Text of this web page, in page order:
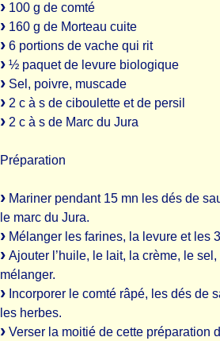
100 g de comté
160 g de Morteau cuite
6 portions de vache qui rit
½ paquet de levure biologique
Sel, poivre, muscade
2 c à s de ciboulette et de persil
2 c à s de Marc du Jura
Préparation
Mariner pendant 15 mn les dés de
le marc du Jura.
Mélanger les farines, la levure et les
Ajouter l’huile, le lait, la crème, le
mélanger.
Incorporer le comté râpé, les dés de
les herbes.
Verser la moitié de cette préparation